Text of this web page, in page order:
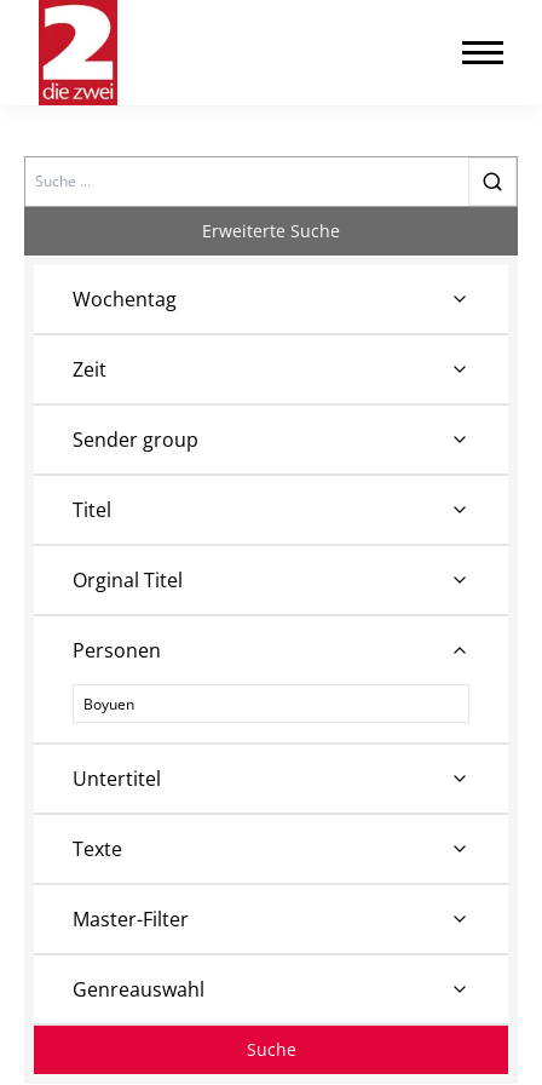
Search
Erweiterte Suche
Wochentag
Zeit
Sender group
Titel
Orginal Titel
Personen
Personen
Untertitel
Texte
Master-Filter
Genreauswahl
Suche